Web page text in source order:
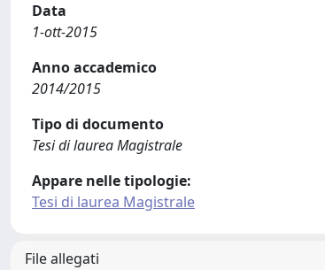
Data
1-ott-2015
Anno accademico
2014/2015
Tipo di documento
Tesi di laurea Magistrale
Appare nelle tipologie:
Tesi di laurea Magistrale
File allegati